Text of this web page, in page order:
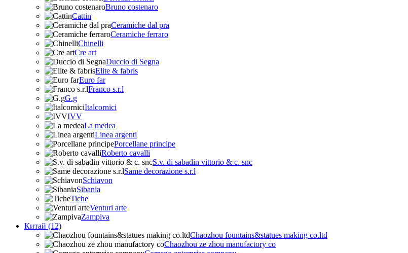
Bruno costenaro
Cattin
Ceramiche dal pra
Ceramiche ferraro
Chinelli
Cre art
Duccio di Segna
Elite & fabris
Euro far
Franco s.r.l
G.g
Italcornici
IVV
La medea
Linea argenti
Porcellane principe
Roberto cavalli
S.v. di sabadin vittorio & c. snc
Same decorazione s.r.l
Schiavon
Sibania
Tiche
Venturi arte
Zampiva
Китай (12)
Chaozhou fountains&statues making co.ltd
Chaozhou ze zhou manufactory co